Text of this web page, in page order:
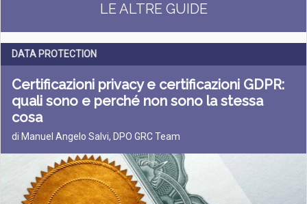
LE ALTRE GUIDE
DATA PROTECTION
Certificazioni privacy e certificazioni GDPR:
quali sono e perché non sono la stessa
cosa
di Manuel Angelo Salvi, DPO GRC Team